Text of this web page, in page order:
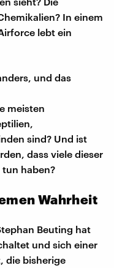
In einem
lebt ein
und das
meisten
sind? Und ist
dass viele dieser
haben?
Wahrheit
Beuting hat
und sich einer
die bisherige